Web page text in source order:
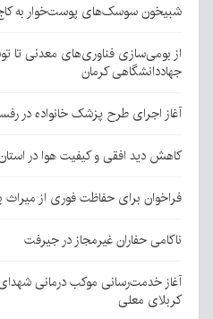
شبیخون سوسک‌های پوست‌خوار به
از بومی‌سازی فناوری‌های معدنی تا
جهاددانشگاهی کرمان
آغاز اجرای طرح پزشک خانواده در
کاهش دید افقی و کیفیت هوا در
فراخوان برای حفاظت فوری از
ناکامی حفاران غیرمجاز در جیرفت
آغاز خدمت‌رسانی موکب درمانی
کربلای معلی